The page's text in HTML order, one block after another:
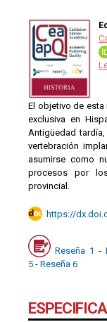
El objetivo de
exclusiva en
Antigüedad
vertebración
asumirse como
procesos por
provincial.
https://
Reseña 1 -
5 - Reseña 6